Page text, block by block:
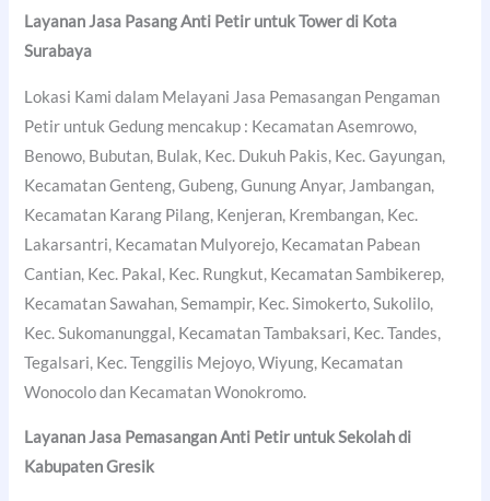
Layanan Jasa Pasang Anti Petir untuk Tower di Kota
Surabaya
Lokasi Kami dalam Melayani Jasa Pemasangan Pengaman
Petir untuk Gedung mencakup : Kecamatan Asemrowo,
Benowo, Bubutan, Bulak, Kec. Dukuh Pakis, Kec. Gayungan,
Kecamatan Genteng, Gubeng, Gunung Anyar, Jambangan,
Kecamatan Karang Pilang, Kenjeran, Krembangan, Kec.
Lakarsantri, Kecamatan Mulyorejo, Kecamatan Pabean
Cantian, Kec. Pakal, Kec. Rungkut, Kecamatan Sambikerep,
Kecamatan Sawahan, Semampir, Kec. Simokerto, Sukolilo,
Kec. Sukomanunggal, Kecamatan Tambaksari, Kec. Tandes,
Tegalsari, Kec. Tenggilis Mejoyo, Wiyung, Kecamatan
Wonocolo dan Kecamatan Wonokromo.
Layanan Jasa Pemasangan Anti Petir untuk Sekolah di
Kabupaten Gresik